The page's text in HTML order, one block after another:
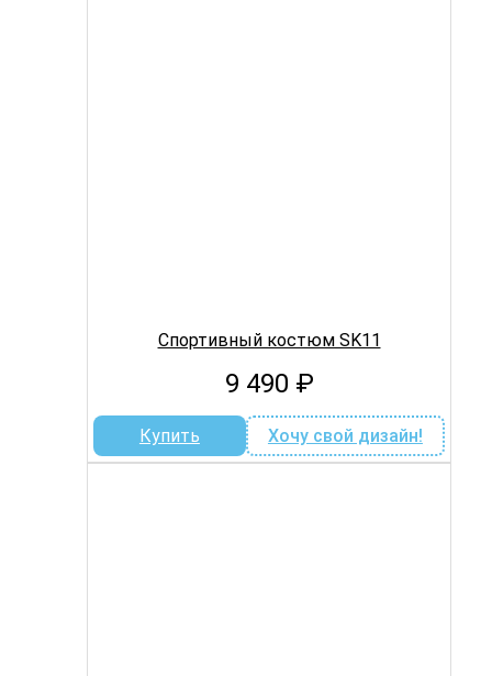
Спортивный костюм SK11
9 490 ₽
Купить Хочу свой дизайн!